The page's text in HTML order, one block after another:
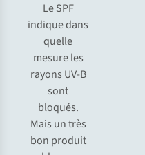
Le SPF
indique dans
quelle
mesure les
rayons UV-B
sont
bloqués.
Mais un très
bon produit